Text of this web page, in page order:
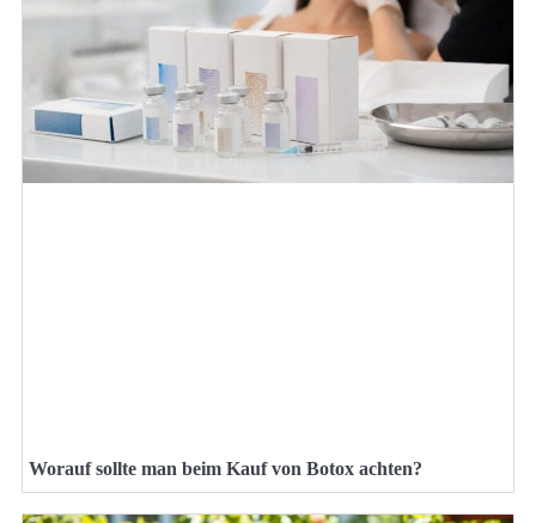
Worauf sollte man beim Kauf von Botox achten?